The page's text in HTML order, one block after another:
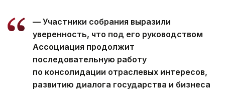
— Участники собрания выразили
уверенность, что под его руководством
Ассоциация продолжит
последовательную работу
по консолидации отраслевых интересов,
развитию диалога государства и бизнеса